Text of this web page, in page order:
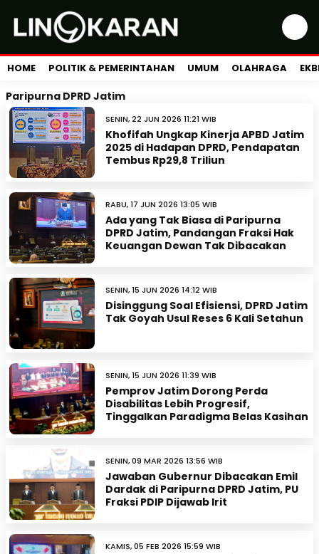
HOME POLITIK & PEMERINTAHAN UMUM OLAHRAGA
Paripurna DPRD Jatim
SENIN, 22 JUN 2026 11:21 WIB
Khofifah Ungkap Kinerja APBD Jatim
2025 di Hadapan DPRD, Pendapatan
Tembus Rp29,8 Triliun
RABU, 17 JUN 2026 13:05 WIB
Ada yang Tak Biasa di Paripurna
DPRD Jatim, Pandangan Fraksi Hak
Keuangan Dewan Tak Dibacakan
SENIN, 15 JUN 2026 14:12 WIB
Disinggung Soal Efisiensi, DPRD Jatim
Tak Goyah Usul Reses 6 Kali Setahun
SENIN, 15 JUN 2026 11:39 WIB
Pemprov Jatim Dorong Perda
Disabilitas Lebih Progresif,
Tinggalkan Paradigma Belas Kasihan
SENIN, 09 MAR 2026 13:56 WIB
Jawaban Gubernur Dibacakan Emil
Dardak di Paripurna DPRD Jatim, PU
Fraksi PDIP Dijawab Irit
KAMIS, 05 FEB 2026 15:59 WIB